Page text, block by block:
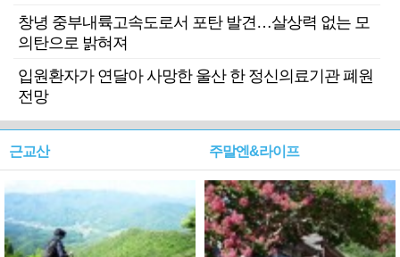
창녕 중부내륙고속도로서 포탄 발견…살상력 없는 모
의탄으로 밝혀져
입원환자가 연달아 사망한 울산 한 정신의료기관 폐원
전망
근교산 주말엔&라이프